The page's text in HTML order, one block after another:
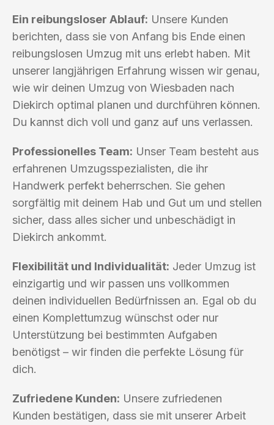
Ein reibungsloser Ablauf: Unsere Kunden
berichten, dass sie von Anfang bis Ende einen
reibungslosen Umzug mit uns erlebt haben. Mit
unserer langjährigen Erfahrung wissen wir genau,
wie wir deinen Umzug von Wiesbaden nach
Diekirch optimal planen und durchführen können.
Du kannst dich voll und ganz auf uns verlassen.
Professionelles Team: Unser Team besteht aus
erfahrenen Umzugsspezialisten, die ihr
Handwerk perfekt beherrschen. Sie gehen
sorgfältig mit deinem Hab und Gut um und stellen
sicher, dass alles sicher und unbeschädigt in
Diekirch ankommt.
Flexibilität und Individualität: Jeder Umzug ist
einzigartig und wir passen uns vollkommen
deinen individuellen Bedürfnissen an. Egal ob du
einen Komplettumzug wünschst oder nur
Unterstützung bei bestimmten Aufgaben
benötigst – wir finden die perfekte Lösung für
dich.
Zufriedene Kunden: Unsere zufriedenen
Kunden bestätigen, dass sie mit unserer Arbeit